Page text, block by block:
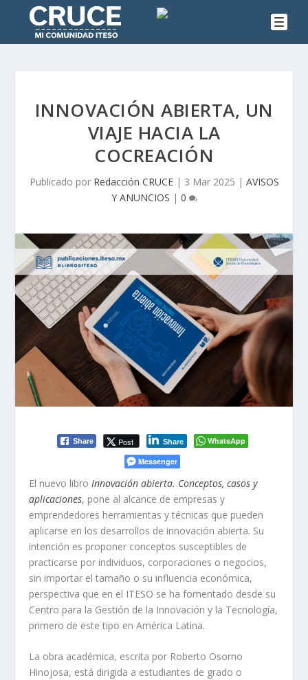
INNOVACIÓN ABIERTA, UN
VIAJE HACIA LA
COCREACIÓN
Publicado por Redacción CRUCE| 3 Mar 2025 | AVISOS
Y ANUNCIOS | 0
Share Post Share
WhatsApp
Messenger
El nuevo libroInnovación abierta. Conceptos, casos y
aplicaciones, pone al alcance de empresas y
emprendedores herramientas y técnicas que pueden
aplicarse en los desarrollos de innovación abierta. Su
intención es proponer conceptos susceptibles de
practicarse por individuos, corporaciones o negocios,
sin importar el tamaño o su influencia económica,
perspectiva que en el ITESO se ha fomentado desde su
Centro para la Gestión de la Innovación y la Tecnología,
primero de este tipo en América Latina.
La obra académica, escrita por Roberto Osorno
Hinojosa, está dirigida a estudiantes de grado o